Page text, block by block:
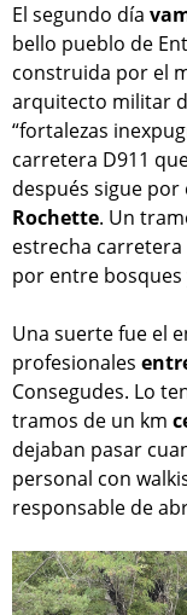
El segundo día
bello pueblo de
construida por el
arquitecto militar
“fortalezas
carretera D911
después sigue por
Rochette. Un
estrecha
por entre bosques
Una suerte fue el
profesionales
Consegudes. Lo
tramos de un km
dejaban pasar
personal con
responsable de